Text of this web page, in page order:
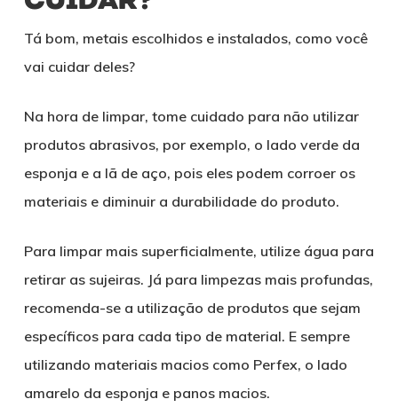
Tá bom, metais escolhidos e instalados, como você
vai cuidar deles?
Na hora de limpar, tome cuidado para não utilizar
produtos abrasivos, por exemplo, o lado verde da
esponja e a lã de aço, pois eles podem corroer os
materiais e diminuir a durabilidade do produto.
Para limpar mais superficialmente, utilize água para
retirar as sujeiras. Já para limpezas mais profundas,
recomenda-se a utilização de produtos que sejam
específicos para cada tipo de material. E sempre
utilizando materiais macios como Perfex, o lado
amarelo da esponja e panos macios.